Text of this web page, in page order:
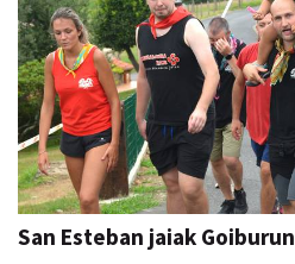
San Esteban jaiak Goiburun